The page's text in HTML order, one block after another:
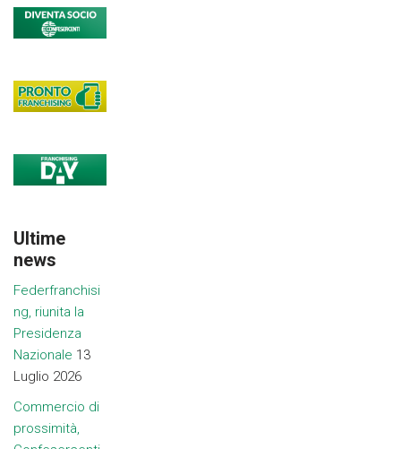
Ultime
news
Federfranchisi
ng, riunita la
Presidenza
Nazionale 13
Luglio 2026
Commercio di
prossimità,